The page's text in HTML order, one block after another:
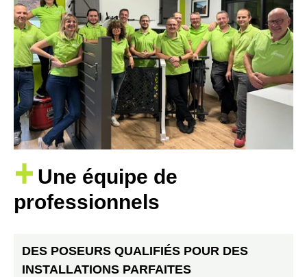
Une équipe de
professionnels
DES POSEURS QUALIFIÉS POUR DES
INSTALLATIONS PARFAITES